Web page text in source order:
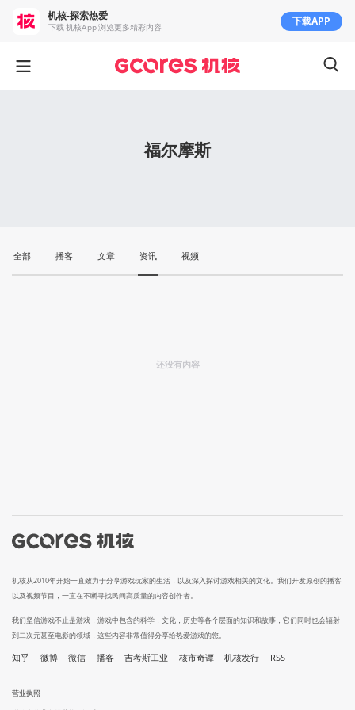
福尔摩斯
全部 播客 文章 资讯 视频
还没有内容
机核从2010年开始一直致力于分享游戏玩家的生活，以及深入探讨游戏相关的文化。我们开发原创的播客
以及视频节目，一直在不断寻找民间高质量的内容创作者。
我们坚信游戏不止是游戏，游戏中包含的科学，文化，历史等各个层面的知识和故事，它们同时也会辐射
到二次元甚至电影的领域，这些内容非常值得分享给热爱游戏的您。
知乎 微博 微信 播客 吉考斯工业 核市奇谭 机核发行 RSS
营业执照
机核-探索热爱
下载 机核App 浏览更多精彩内容 下载APP